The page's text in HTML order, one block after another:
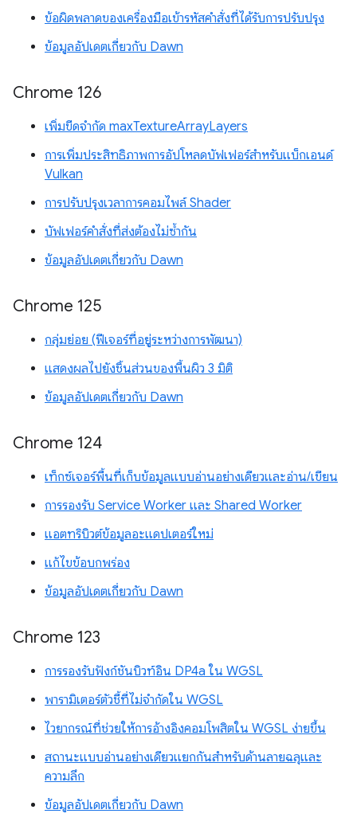
ข้อผิดพลาดของเครื่องมือเข้ารหัสคำสั่งที่ได้รับการปรับปรุง
ข้อมูลอัปเดตเกี่ยวกับ Dawn
Chrome 126
เพิ่มขีดจำกัด maxTextureArrayLayers
การเพิ่มประสิทธิภาพการอัปโหลดบัฟเฟอร์สำหรับแบ็กเอนด์
Vulkan
การปรับปรุงเวลาการคอมไพล์ Shader
บัฟเฟอร์คำสั่งที่ส่งต้องไม่ซ้ำกัน
ข้อมูลอัปเดตเกี่ยวกับ Dawn
Chrome 125
กลุ่มย่อย (ฟีเจอร์ที่อยู่ระหว่างการพัฒนา)
แสดงผลไปยังชิ้นส่วนของพื้นผิว 3 มิติ
ข้อมูลอัปเดตเกี่ยวกับ Dawn
Chrome 124
เท็กซ์เจอร์พื้นที่เก็บข้อมูลแบบอ่านอย่างเดียวและอ่าน/เขียน
การรองรับ Service Worker และ Shared Worker
แอตทริบิวต์ข้อมูลอะแดปเตอร์ใหม่
แก้ไขข้อบกพร่อง
ข้อมูลอัปเดตเกี่ยวกับ Dawn
Chrome 123
การรองรับฟังก์ชันบิวท์อิน DP4a ใน WGSL
พารามิเตอร์ตัวชี้ที่ไม่จำกัดใน WGSL
ไวยากรณ์ที่ช่วยให้การอ้างอิงคอมโพสิตใน WGSL ง่ายขึ้น
สถานะแบบอ่านอย่างเดียวแยกกันสำหรับด้านลายฉลุและ
ความลึก
ข้อมูลอัปเดตเกี่ยวกับ Dawn